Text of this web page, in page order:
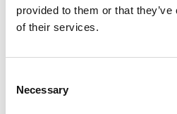
provided to them or that
of their services.
Selection
Necessary
Kartofler og Nordeuropas
der